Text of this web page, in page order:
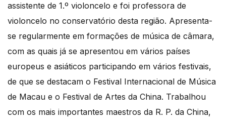
assistente de 1.º violoncelo e foi professora de
violoncelo no conservatório desta região. Apresenta-
se regularmente em formações de música de câmara,
com as quais já se apresentou em vários países
europeus e asiáticos participando em vários festivais,
de que se destacam o Festival Internacional de Música
de Macau e o Festival de Artes da China. Trabalhou
com os mais importantes maestros da R. P. da China,